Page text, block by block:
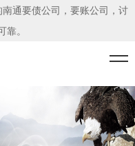
南通要债公司，要账公司，讨
。